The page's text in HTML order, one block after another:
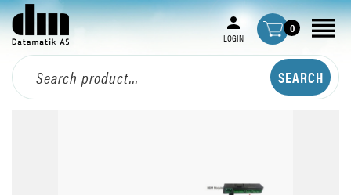
LOGIN
0